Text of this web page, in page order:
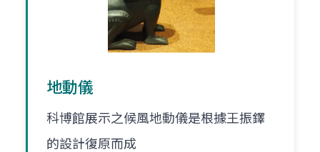
地動儀
科博館展示之候風地動儀是根據王振鐸
的設計復原而成